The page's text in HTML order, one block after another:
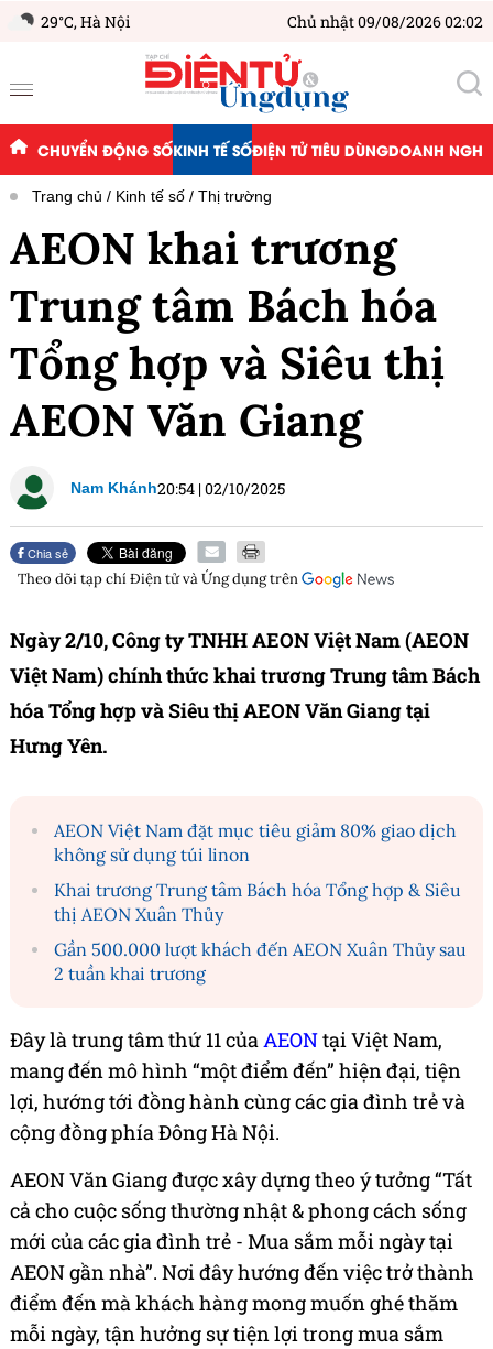
29°C,Hà Nội Chủ nhật 09/08/2026 02:02
CHUYỂN ĐỘNG SỐKINH TẾ SỐĐIỆN TỬ TIÊU DÙNGDOANH
Trang chủ Kinh tế số Thị trường
AEON khai trương
Trung tâm Bách hóa
Tổng hợp và Siêu thị
AEON Văn Giang
Nam Khánh20:54 |02/10/2025
Chia sẻ
Theo dõi tạp chíĐiện tử và Ứng dụngtrên
Ngày 2/10, Công ty TNHH AEON Việt Nam (AEON
Việt Nam) chính thức khai trương Trung tâm Bách
hóa Tổng hợp và Siêu thị AEON Văn Giang tại
Hưng Yên.
AEON Việt Nam đặt mục tiêu giảm 80% giao dịch
không sử dụng túi linon
Khai trương Trung tâm Bách hóa Tổng hợp & Siêu
thị AEON Xuân Thủy
Gần 500.000 lượt khách đến AEON Xuân Thủy sau
2 tuần khai trương
Đây là trung tâm thứ 11 củaAEONtại Việt Nam,
mang đến mô hình “một điểm đến” hiện đại, tiện
lợi, hướng tới đồng hành cùng các gia đình trẻ và
cộng đồng phía Đông Hà Nội.
AEON Văn Giang được xây dựng theo ý tưởng “Tất
cả cho cuộc sống thường nhật & phong cách sống
mới của các gia đình trẻ - Mua sắm mỗi ngày tại
AEON gần nhà”. Nơi đây hướng đến việc trở thành
điểm đến mà khách hàng mong muốn ghé thăm
mỗi ngày, tận hưởng sự tiện lợi trong mua sắm